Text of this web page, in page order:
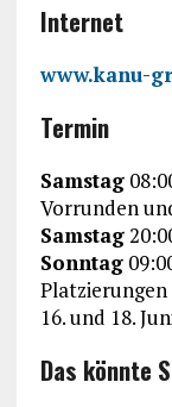
Internet
www.kanu-
Termin
Samstag
Vorrunden
Samstag
Sonntag
Platzierungen
16. und 18.
Das könnte